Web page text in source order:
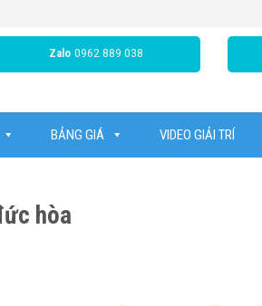
Zalo 0962 889 038
BẢNG GIÁ VIDEO GIẢI TRÍ
hòa